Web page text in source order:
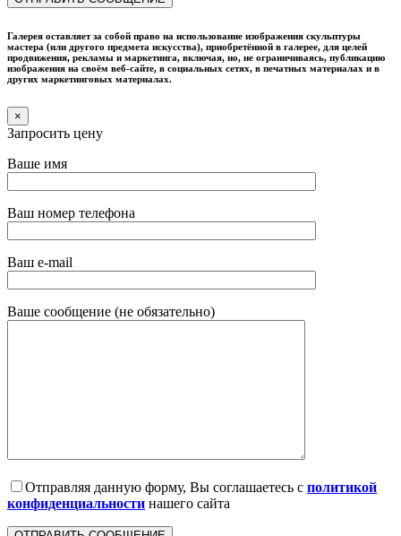
Галерея оставляет за собой право на использование изображения скульптуры
мастера (или другого предмета искусства), приобретённой в галерее, для целей
продвижения, рекламы и маркетинга, включая, но, не ограничиваясь, публикацию
изображения на своём веб-сайте, в социальных сетях, в печатных материалах и в
других маркетинговых материалах.
×
Запросить цену
Ваше имя
Ваш номер телефона
Ваш e-mail
Ваше сообщение (не обязательно)
Отправляя данную форму, Вы соглашаетесь с политикой
конфиденциальности нашего сайта